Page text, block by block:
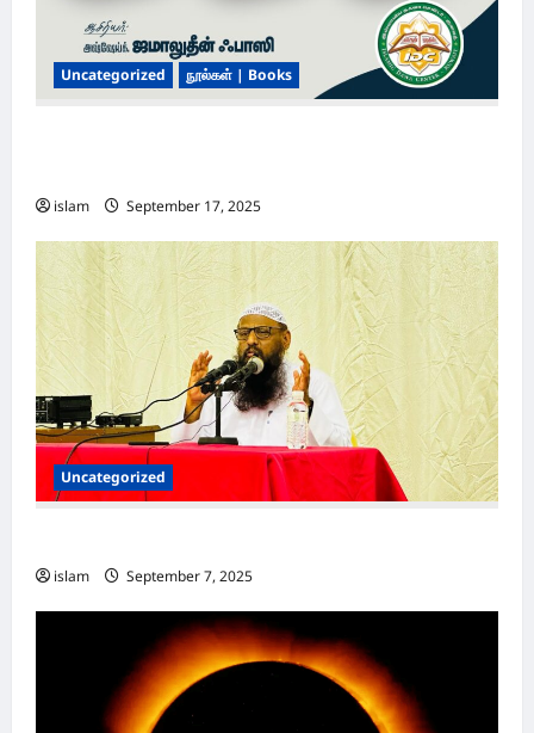
Uncategorized நூல்கள் | Books
islam September 17, 2025
Uncategorized
islam September 7, 2025